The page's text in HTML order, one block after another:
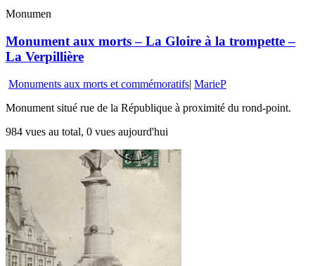
Monumen
Monument aux morts – La Gloire à la trompette –
La Verpillière
Monuments aux morts et commémoratifs| MarieP
Monument situé rue de la République à proximité du rond-point.
984 vues au total, 0 vues aujourd'hui